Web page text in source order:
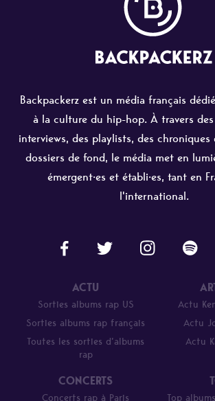
Backpackerz est un média français
à la culture du hip-hop. À travers
interviews, des playlists, des
dossiers de fond, le média met en
émergent·es et établi·es, tant en
l'international.
ACTU
Sorties albums rap US
Sorties albums rap français
Toutes les sorties d’albums
rap
Actu
Actu
Actu
CONCERTS
Concerts rap à Paris Top